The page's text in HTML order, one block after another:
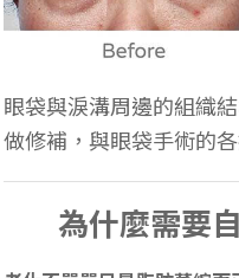
眼袋與淚溝周邊的組織
做修補，與眼袋手術的
為什麼需要